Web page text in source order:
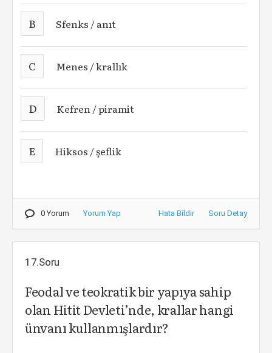
B Sfenks / anıt
C Menes / krallık
D Kefren / piramit
E Hiksos / şeflik
0 Yorum Yorum Yap Hata Bildir Soru Detay
17.Soru
Feodal ve teokratik bir yapıya sahip
olan Hitit Devleti’nde, krallar hangi
ünvanı kullanmışlardır?